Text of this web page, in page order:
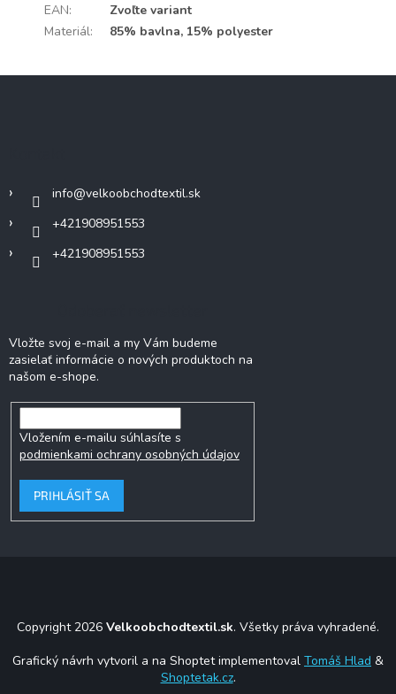
EAN:
Zvoľte variant
Materiál: 85% bavlna, 15% polyester
info@velkoobchodtextil.sk
+421908951553
+421908951553
Vložte svoj e-mail a my Vám budeme
zasielať informácie o nových produktoch na
našom e-shope.
Vložením e-mailu súhlasíte s
podmienkami ochrany osobných údajov
PRIHLÁSIŤ SA
Copyright 2026 Velkoobchodtextil.sk. Všetky práva vyhradené.
Grafický návrh vytvoril a na Shoptet implementoval Tomáš Hlad &
Shoptetak.cz.